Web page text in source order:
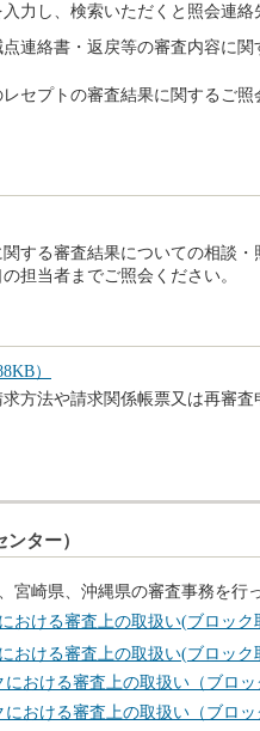
力し、検索いただくと照会連絡
点連絡書・返戻等の審査内容に
レセプトの審査結果に関するご
関する審査結果についての相談
担当者までご照会ください。
）
求方法や請求関係帳票又は再審
ター）
宮崎県、沖縄県の審査事務を行
ける審査上の取扱い(ブロック
ける審査上の取扱い(ブロック
おける審査上の取扱い（ブロッ
おける審査上の取扱い（ブロッ